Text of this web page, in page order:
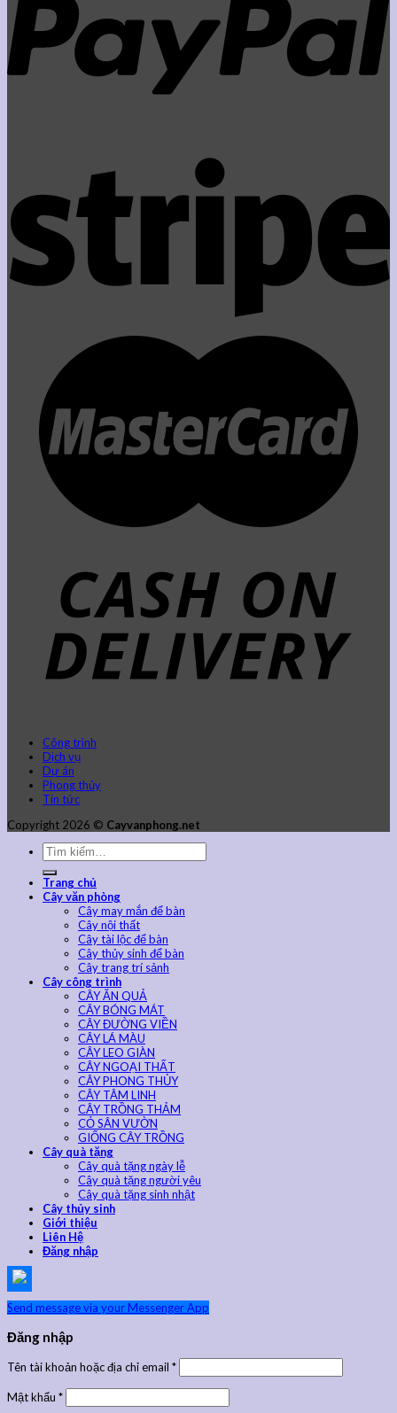
Công trình
Dịch vụ
Dự án
Phong thủy
Tin tức
Copyright 2026 © Cayvanphong.net
Trang chủ
Cây văn phòng
Cây may mắn để bàn
Cây nội thất
Cây tài lộc để bàn
Cây thủy sinh để bàn
Cây trang trí sảnh
Cây công trình
CÂY ĂN QUẢ
CÂY BÓNG MÁT
CÂY ĐƯỜNG VIỀN
CÂY LÁ MÀU
CÂY LEO GIÀN
CÂY NGOẠI THẤT
CÂY PHONG THỦY
CÂY TÂM LINH
CÂY TRỒNG THẢM
CỎ SÂN VƯỜN
GIỐNG CÂY TRỒNG
Cây quà tặng
Cây quà tặng ngày lễ
Cây quà tặng người yêu
Cây quà tặng sinh nhật
Cây thủy sinh
Giới thiệu
Liên Hệ
Đăng nhập
Send message via your Messenger App
Đăng nhập
Tên tài khoản hoặc địa chỉ email *
Mật khẩu *